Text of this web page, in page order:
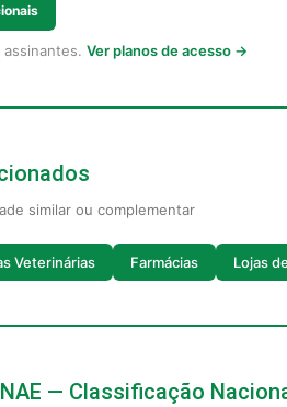
Ver planos de acesso →
similar ou complementar
Veterinárias Farmácias Lojas
— Classificação